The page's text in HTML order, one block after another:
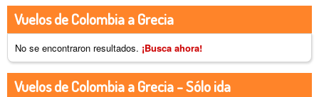
Vuelos de Colombia a Grecia
No se encontraron resultados. ¡Busca ahora!
Vuelos de Colombia a Grecia - Sólo ida